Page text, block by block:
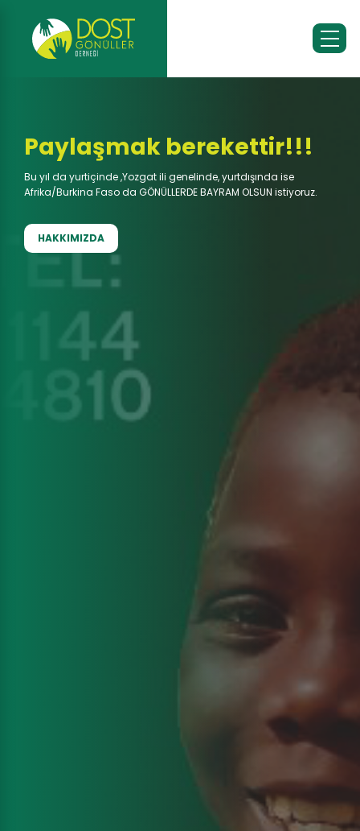
Paylaşmak berekettir!!!
Bu yıl da yurtiçinde ,Yozgat ili genelinde, yurtdışında ise
Afrika/Burkina Faso da GÖNÜLLERDE BAYRAM OLSUN istiyoruz.
HAKKIMIZDA